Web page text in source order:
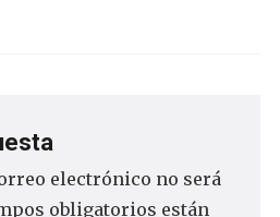
electrónico no será
obligatorios están